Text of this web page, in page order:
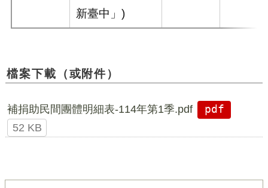
新臺中」)
檔案下載（或附件）
補捐助民間團體明細表-114年第1季.pdf
pdf
52 KB